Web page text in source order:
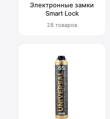
Электронные замки
Smart Lock
28 товаров